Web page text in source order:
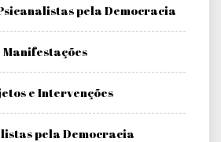
pela Democracia
Manifestações
e Intervenções
pela Democracia